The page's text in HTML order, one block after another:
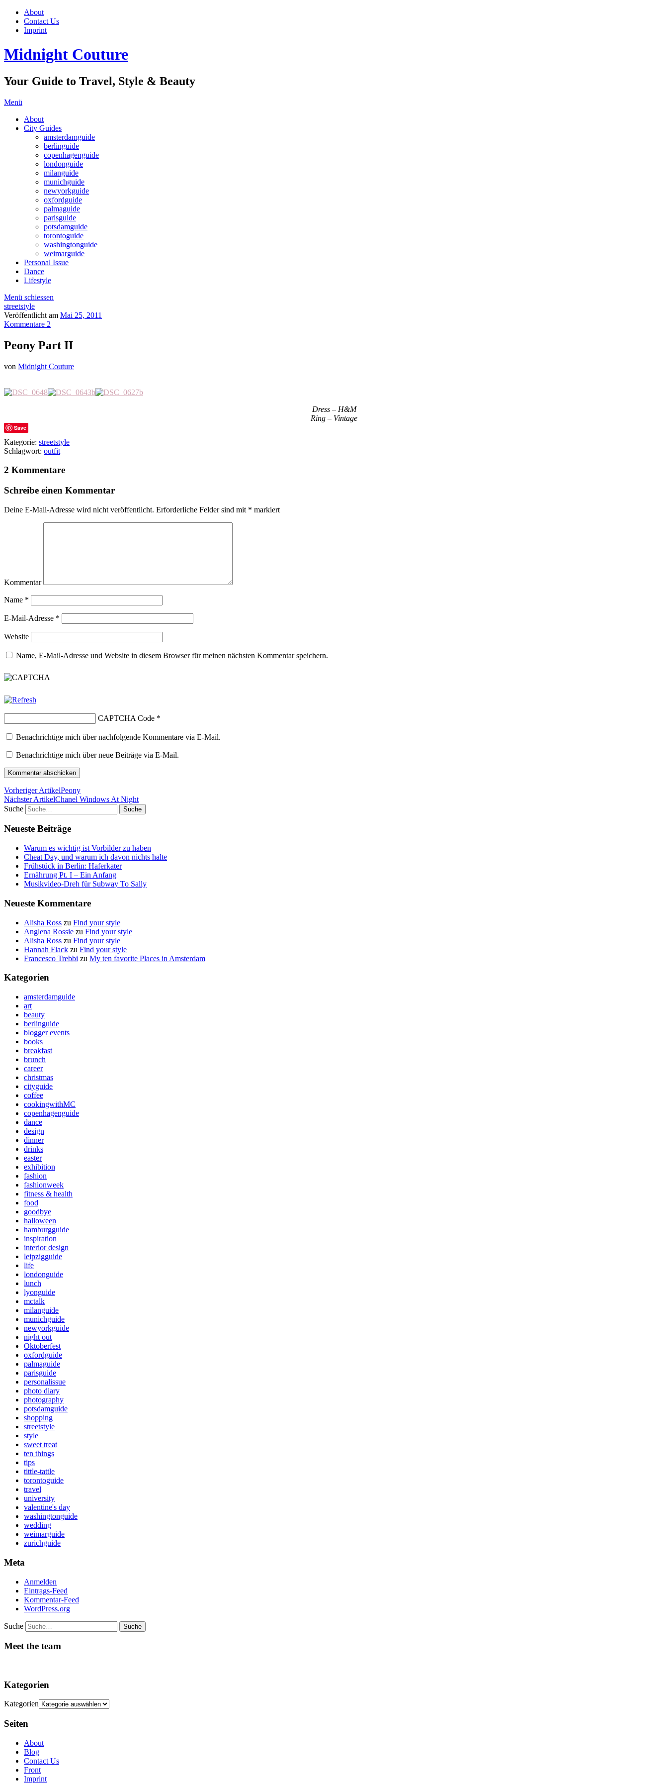
About
Contact Us
Imprint
Midnight Couture
Your Guide to Travel, Style & Beauty
Menü
About
City Guides
amsterdamguide
berlinguide
copenhagenguide
londonguide
milanguide
munichguide
newyorkguide
oxfordguide
palmaguide
parisguide
potsdamguide
torontoguide
washingtonguide
weimarguide
Personal Issue
Dance
Lifestyle
Menü schiessen
streetstyle
Veröffentlicht am Mai 25, 2011
Kommentare 2
Peony Part II
von Midnight Couture
Dress – H&M
Ring – Vintage
Save
Kategorie: streetstyle
Schlagwort: outfit
2 Kommentare
Schreibe einen Kommentar
Deine E-Mail-Adresse wird nicht veröffentlicht. Erforderliche Felder sind mit * markiert
Kommentar
Name *
E-Mail-Adresse *
Website
Name, E-Mail-Adresse und Website in diesem Browser für meinen nächsten Kommentar speichern.
CAPTCHA Code *
Benachrichtige mich über nachfolgende Kommentare via E-Mail.
Benachrichtige mich über neue Beiträge via E-Mail.
Vorheriger ArtikelPeony
Nächster ArtikelChanel Windows At Night
Suche
Neueste Beiträge
Warum es wichtig ist Vorbilder zu haben
Cheat Day, und warum ich davon nichts halte
Frühstück in Berlin: Haferkater
Ernährung Pt. I – Ein Anfang
Musikvideo-Dreh für Subway To Sally
Neueste Kommentare
Alisha Ross zu Find your style
Anglena Rossie zu Find your style
Alisha Ross zu Find your style
Hannah Flack zu Find your style
Francesco Trebbi zu My ten favorite Places in Amsterdam
Kategorien
amsterdamguide
art
beauty
berlinguide
blogger events
books
breakfast
brunch
career
christmas
cityguide
coffee
cookingwithMC
copenhagenguide
dance
design
dinner
drinks
easter
exhibition
fashion
fashionweek
fitness & health
food
goodbye
halloween
hamburgguide
inspiration
interior design
leipzigguide
life
londonguide
lunch
lyonguide
mctalk
milanguide
munichguide
newyorkguide
night out
Oktoberfest
oxfordguide
palmaguide
parisguide
personalissue
photo diary
photography
potsdamguide
shopping
streetstyle
style
sweet treat
ten things
tips
tittle-tattle
torontoguide
travel
university
valentine's day
washingtonguide
wedding
weimarguide
zurichguide
Meta
Anmelden
Eintrags-Feed
Kommentar-Feed
WordPress.org
Suche
Meet the team
Kategorien
Kategorien
Seiten
About
Blog
Contact Us
Front
Imprint